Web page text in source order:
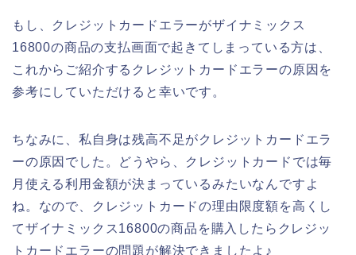
もし、クレジットカードエラーがザイナミックス
16800の商品の支払画面で起きてしまっている方は、
これからご紹介するクレジットカードエラーの原因を
参考にしていただけると幸いです。
ちなみに、私自身は残高不足がクレジットカードエラ
ーの原因でした。どうやら、クレジットカードでは毎
月使える利用金額が決まっているみたいなんですよ
ね。なので、クレジットカードの理由限度額を高くし
てザイナミックス16800の商品を購入したらクレジッ
トカードエラーの問題が解決できましたよ♪